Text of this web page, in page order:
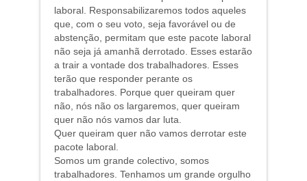
laboral. Responsabilizaremos todos aqueles
que, com o seu voto, seja favorável ou de
abstenção, permitam que este pacote laboral
não seja já amanhã derrotado. Esses estarão
a trair a vontade dos trabalhadores. Esses
terão que responder perante os
trabalhadores. Porque quer queiram quer
não, nós não os largaremos, quer queiram
quer não nós vamos dar luta.
Quer queiram quer não vamos derrotar este
pacote laboral.
Somos um grande colectivo, somos
trabalhadores. Tenhamos um grande orgulho